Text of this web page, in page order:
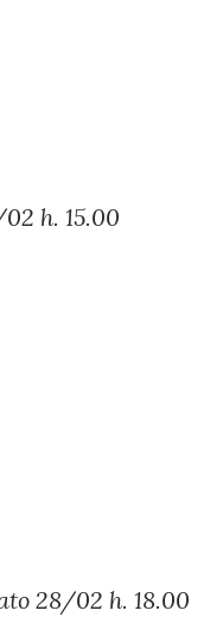
h. 15.00
28/02 h. 18.00